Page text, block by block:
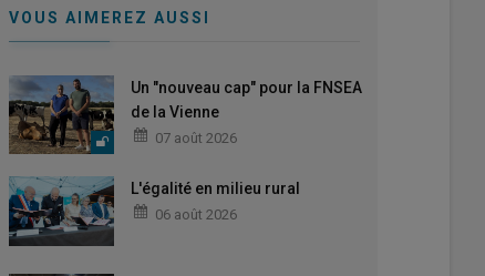
VOUS AIMEREZ AUSSI
Un "nouveau cap" pour la FNSEA
de la Vienne
07 août 2026
L'égalité en milieu rural
06 août 2026